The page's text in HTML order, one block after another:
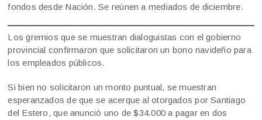
fondos desde Nación. Se reúnen a mediados de diciembre.
Los gremios que se muestran dialoguistas con el gobierno
provincial confirmaron que solicitaron un bono navideño para
los empleados públicos.
Si bien no solicitaron un monto puntual, se muestran
esperanzados de que se acerque al otorgados por Santiago
del Estero, que anunció uno de $34.000 a pagar en dos